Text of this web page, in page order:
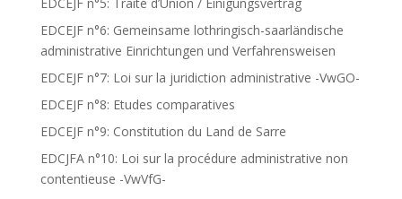
EDCEJF n°6: Gemeinsame lothringisch-saarländische
administrative Einrichtungen und Verfahrensweisen
EDCEJF n°7: Loi sur la juridiction administrative -VwGO-
EDCEJF n°8: Etudes comparatives
EDCEJF n°9: Constitution du Land de Sarre
EDCJFA n°10: Loi sur la procédure administrative non
contentieuse -VwVfG-